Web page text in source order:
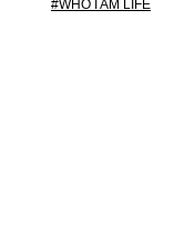
#WHO I AM LIFE